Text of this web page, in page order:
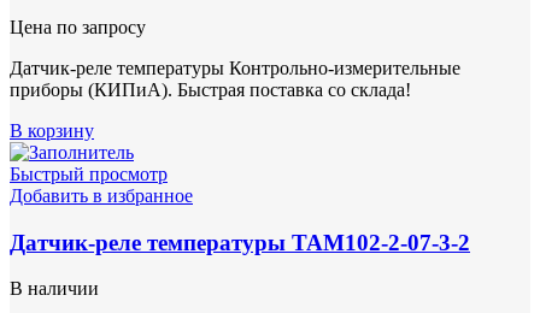
Цена по запросу
Датчик-реле температуры Контрольно-измерительные
приборы (КИПиА). Быстрая поставка со склада!
В корзину
Быстрый просмотр
Добавить в избранное
Датчик-реле температуры ТАМ102-2-07-3-2
В наличии